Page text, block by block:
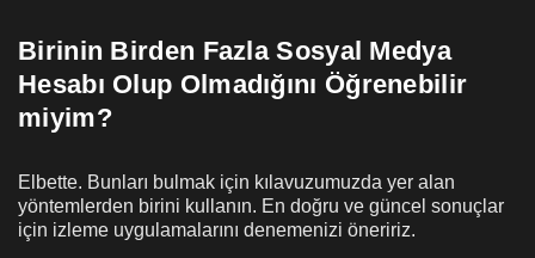
Birinin Birden Fazla Sosyal Medya
Hesabı Olup Olmadığını Öğrenebilir
miyim?
Elbette. Bunları bulmak için kılavuzumuzda yer alan
yöntemlerden birini kullanın. En doğru ve güncel sonuçlar
için izleme uygulamalarını denemenizi öneririz.